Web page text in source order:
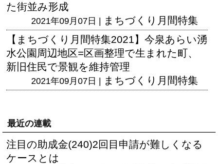
た街並み形成
2021年09月07日 | まちづくり月間特集
【まちづくり月間特集2021】今泉あらい湧
水公園周辺地区=区画整理で生まれた町、
新旧住民で景観を維持管理
2021年09月07日 | まちづくり月間特集
最近の連載
注目の助成金(240)2回目申請が難しくなる
ケースとは